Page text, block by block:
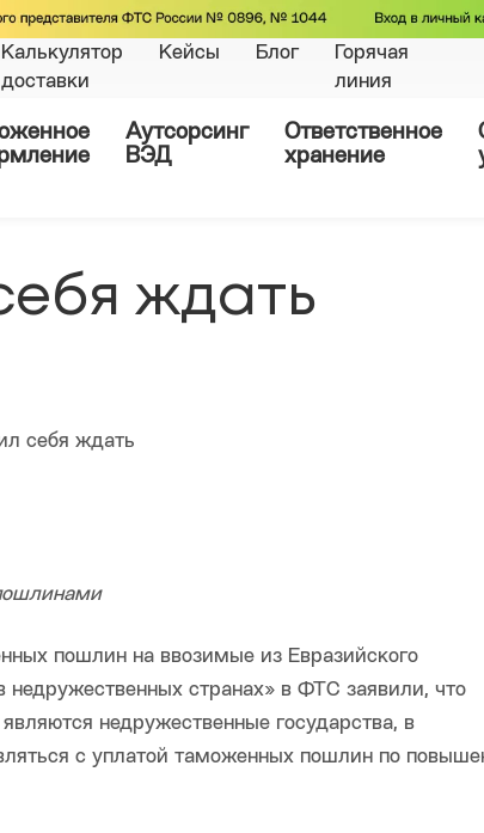
Калькулятор
доставки
Кейсы Блог
Горячая
линия
Аутсорсинг
ВЭД
Ответственное
хранение
ждать
пошлин на ввозимые из Евразийского
странах» в ФТС заявили, что
недружественные государства, в
с уплатой таможенных пошлин по